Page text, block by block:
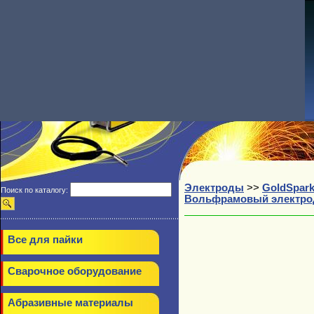
Поиск по каталогу:
Все для пайки
Сварочное оборудование
Абразивные материалы
Электроды >> GoldSpark
Вольфрамовый